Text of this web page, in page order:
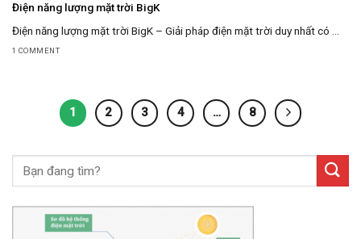
Điện năng lượng mặt trời BigK
Điện năng lượng mặt trời BigK – Giải pháp điện mặt trời duy nhất có ...
1 COMMENT
1 2 3 4 … 8